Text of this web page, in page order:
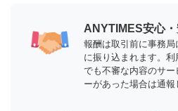
ANYTIMES安心
報酬は取引前に事務
に振り込まれます。
でも不審な内容のサ
ーがあった場合は通報